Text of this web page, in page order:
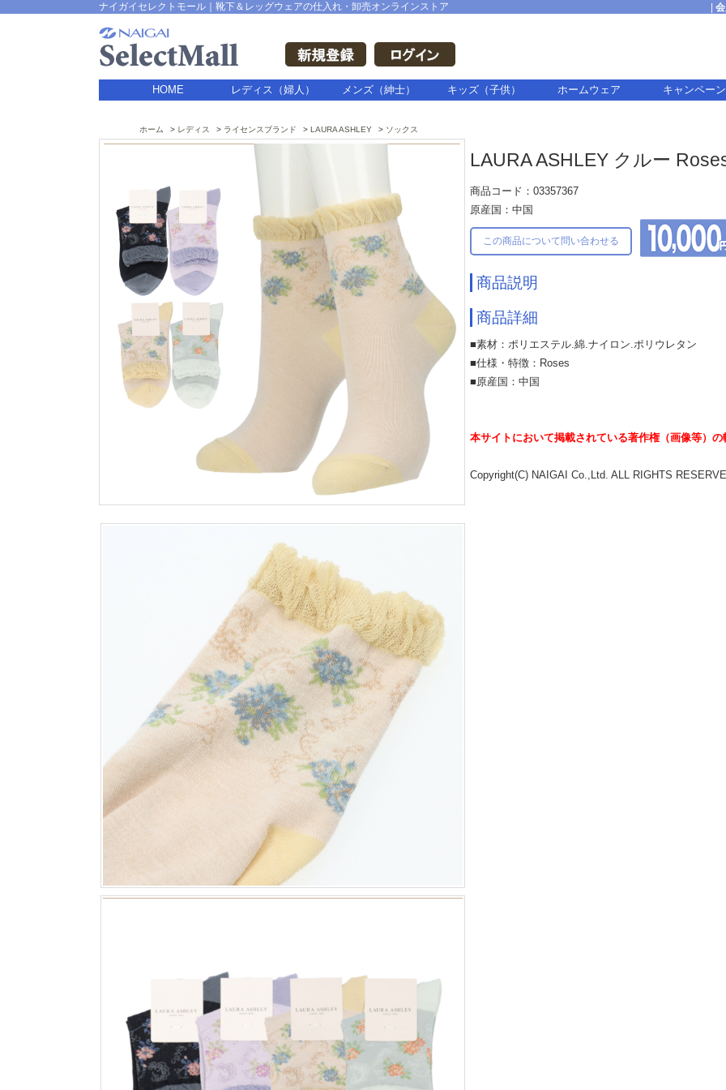
ナイガイセレクトモール｜靴下＆レッグウェアの仕入れ・卸売オンラインストア
HOME レディス（婦人） メンズ（紳士） キッズ（子供） ホームウェア キャンペーン
ホーム レディス ライセンスブランド LAURA ASHLEY ソックス
LAURA ASHLEY クルー
商品コード：03357367
原産国：中国
この商品について問い合わせる
商品説明
商品詳細
■素材：ポリエステル.綿.ナイロン.ポリウレタン
■仕様・特徴：Roses
■原産国：中国
本サイトにおいて掲載されている著作権（画像等）の
Copyright(C) NAIGAI Co.,Ltd. ALL RIGHTS